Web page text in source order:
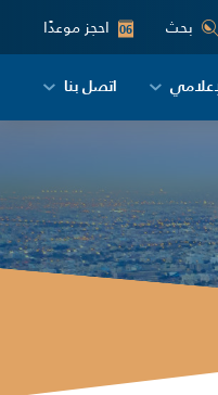
بحث 06 احجز موعدًا
اتصل بنا